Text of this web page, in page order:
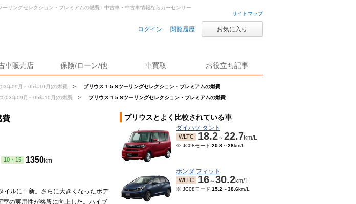
サイトマップ
ログイン 閲覧履歴 お気に入り
車販売店 保険/ローン/他 車買取 お役立ち記事
年09月～05年10月)の燃費 >
プリウス 1.5 Sツーリングセレクション・プレミアムの燃費
(03年09月～05年10月)の燃費 > プリウス 1.5 Sツーリングセレクション・プレミアムの燃費
ーリングセレクション・プレミアムの燃費 | 中古車・中古車情報ならカーセンサー
費
10・15 1350km
イルに一新。さらに大きくなったボデ
室の実用性が格段に向上した。ハイブ
プリウスとよく比較されている車
ダイハツ タント
WLTC 18.2～22.7km/L
※ JC08モード 20.8～28km/L
ホンダ フィット
WLTC 16～30.2km/L
※ JC08モード 15.2 ～38.6km/L